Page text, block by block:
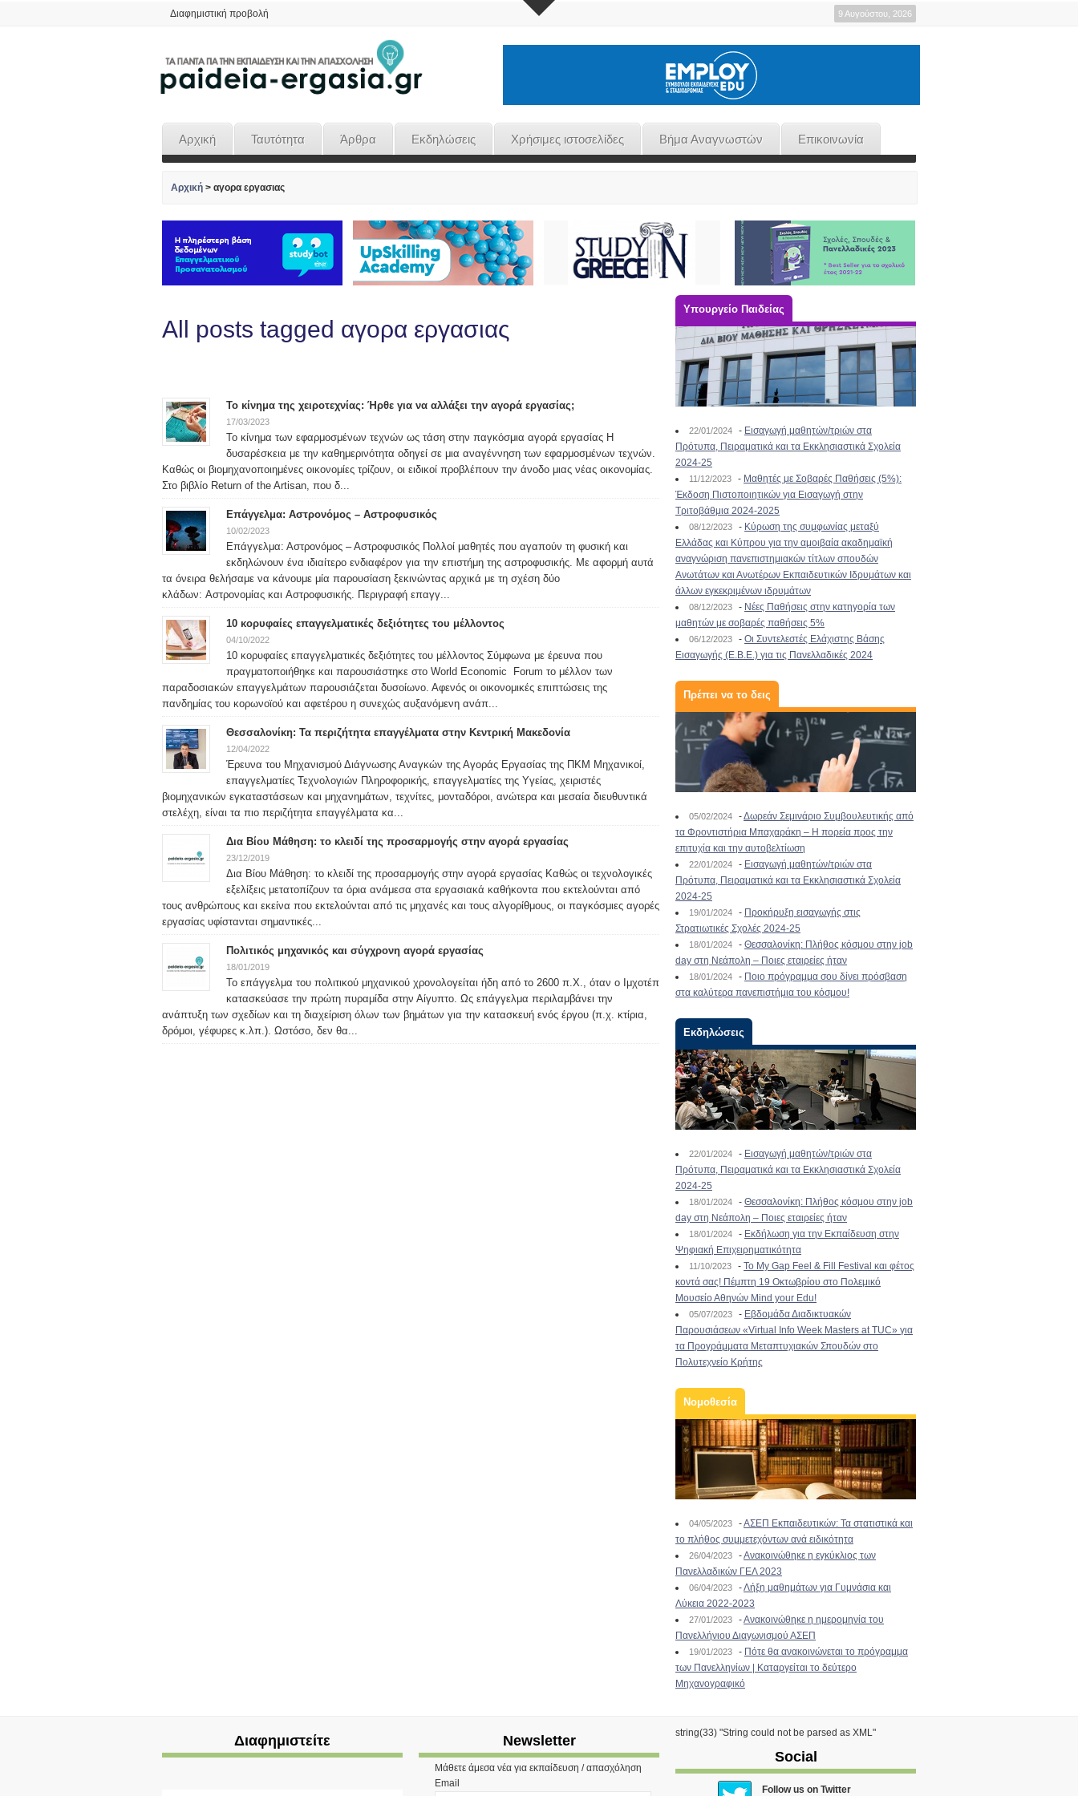
Διαφημιστική προβολή 9 Αυγούστου, 2026
Αρχική Ταυτότητα Άρθρα Εκδηλώσεις Χρήσιμες ιστοσελίδες Βήμα Αναγνωστών Επικοινωνία
Αρχική > αγορα εργασιας
All posts tagged αγορα εργασιας
4 καινοτόμα μεταπτυχιακά
03/01/2024
Καινοτόμα μεταπτυχιακά για απόφοιτους
αποτελεί ένα από τα σημαντικότερα γρανάζια για
καθημερινότητας του ατόμου. Δεδομένου
λοιπόν, ότι έχουμε εισέλθει σε μια εποχή
ραγδαίων τεχνολογικών εξελίξεων,...
Το κίνημα της χειροτεχνίας: Ήρθε για να αλλάξει την αγορά εργασίας;
17/03/2023
Το κίνημα των εφαρμοσμένων τεχνών ως τάση στην παγκόσμια αγορά εργασίας Η
δυσαρέσκεια με την καθημερινότητα οδηγεί σε μια αναγέννηση των εφαρμοσμένων τεχνών.
Καθώς οι βιομηχανοποιημένες οικονομίες τρίζουν, οι ειδικοί προβλέπουν την άνοδο μιας νέας οικονομίας.
Στο βιβλίο Return of the Artisan, που δ...
Επάγγελμα: Αστρονόμος – Αστροφυσικός
10/02/2023
Επάγγελμα: Αστρονόμος – Αστροφυσικός Πολλοί μαθητές που αγαπούν τη φυσική και
εκδηλώνουν ένα ιδιαίτερο ενδιαφέρον για την επιστήμη της αστροφυσικής. Με αφορμή αυτά
τα όνειρα θελήσαμε να κάνουμε μία παρουσίαση ξεκινώντας αρχικά με τη σχέση δύο
κλάδων: Αστρονομίας και Αστροφυσικής. Περιγραφή επαγγ...
10 κορυφαίες επαγγελματικές δεξιότητες του μέλλοντος
04/10/2022
10 κορυφαίες επαγγελματικές δεξιότητες του μέλλοντος Σύμφωνα με έρευνα που
πραγματοποιήθηκε και παρουσιάστηκε στο World Economic Forum το μέλλον των
παραδοσιακών επαγγελμάτων παρουσιάζεται δυσοίωνο. Αφενός οι οικονομικές επιπτώσεις της
πανδημίας του κορωνοϊού και αφετέρου η συνεχώς αυξανόμενη ανάπ...
Θεσσαλονίκη: Τα περιζήτητα επαγγέλματα στην Κεντρική Μακεδονία
12/04/2022
Έρευνα του Μηχανισμού Διάγνωσης Αναγκών της Αγοράς Εργασίας της ΠΚΜ Μηχανικοί,
επαγγελματίες Τεχνολογιών Πληροφορικής, επαγγελματίες της Yγείας, χειριστές
βιομηχανικών εγκαταστάσεων και μηχανημάτων, τεχνίτες, μονταδόροι, ανώτερα και μεσαία διευθυντικά
στελέχη, είναι τα πιο περιζήτητα επαγγέλματα κα...
Δια Βίου Μάθηση: το κλειδί της προσαρμογής στην αγορά εργασίας
23/12/2019
Δια Βίου Μάθηση: το κλειδί της προσαρμογής στην αγορά εργασίας Καθώς οι τεχνολογικές
εξελίξεις μετατοπίζουν τα όρια ανάμεσα στα εργασιακά καθήκοντα που εκτελούνται από
τους ανθρώπους και εκείνα που εκτελούνται από τις μηχανές και τους αλγορίθμους, οι παγκόσμιες αγορές
εργασίας υφίστανται σημαντικές...
Πολιτικός μηχανικός και σύγχρονη αγορά εργασίας
18/01/2019
Το επάγγελμα του πολιτικού μηχανικού χρονολογείται ήδη από το 2600 π.Χ., όταν ο Ιμχοτέπ
κατασκεύασε την πρώτη πυραμίδα στην Αίγυπτο. Ως επάγγελμα περιλαμβάνει την
ανάπτυξη των σχεδίων και τη διαχείριση όλων των βημάτων για την κατασκευή ενός έργου (π.χ. κτίρια,
δρόμοι, γέφυρες κ.λπ.). Ωστόσο, δεν θα...
Υπουργείο Παιδείας
22/01/2024 - Εισαγωγή μαθητών/τριών στα
Πρότυπα, Πειραματικά και τα Εκκλησιαστικά Σχολεία
2024-25
11/12/2023 - Μαθητές με Σοβαρές Παθήσεις (5%):
Έκδοση Πιστοποιητικών για Εισαγωγή στην
Τριτοβάθμια 2024-2025
08/12/2023 - Κύρωση της συμφωνίας μεταξύ
Ελλάδας και Κύπρου για την αμοιβαία ακαδημαϊκή
αναγνώριση πανεπιστημιακών τίτλων σπουδών
Ανωτάτων και Ανωτέρων Εκπαιδευτικών Ιδρυμάτων και
άλλων εγκεκριμένων ιδρυμάτων
08/12/2023 - Νέες Παθήσεις στην κατηγορία των
μαθητών με σοβαρές παθήσεις 5%
06/12/2023 - Οι Συντελεστές Ελάχιστης Βάσης
Εισαγωγής (Ε.Β.Ε.) για τις Πανελλαδικές 2024
Πρέπει να το δεις
05/02/2024 -Δωρεάν Σεμινάριο Συμβουλευτικής από
τα Φροντιστήρια Μπαχαράκη – Η πορεία προς την
επιτυχία και την αυτοβελτίωση
22/01/2024 - Εισαγωγή μαθητών/τριών στα
Πρότυπα, Πειραματικά και τα Εκκλησιαστικά Σχολεία
2024-25
19/01/2024 - Προκήρυξη εισαγωγής στις
Στρατιωτικές Σχολές 2024-25
18/01/2024 - Θεσσαλονίκη: Πλήθος κόσμου στην job
day στη Νεάπολη – Ποιες εταιρείες ήταν
18/01/2024 - Ποιο πρόγραμμα σου δίνει πρόσβαση
στα καλύτερα πανεπιστήμια του κόσμου!
Εκδηλώσεις
22/01/2024 - Εισαγωγή μαθητών/τριών στα
Πρότυπα, Πειραματικά και τα Εκκλησιαστικά Σχολεία
2024-25
18/01/2024 - Θεσσαλονίκη: Πλήθος κόσμου στην job
day στη Νεάπολη – Ποιες εταιρείες ήταν
18/01/2024 - Εκδήλωση για την Εκπαίδευση στην
Ψηφιακή Επιχειρηματικότητα
11/10/2023 - To My Gap Feel & Fill Festival και φέτος
κοντά σας! Πέμπτη 19 Οκτωβρίου στο Πολεμικό
Μουσείο Αθηνών Mind your Edu!
05/07/2023 - Εβδομάδα Διαδικτυακών
Παρουσιάσεων «Virtual Info Week Masters at TUC» για
τα Προγράμματα Μεταπτυχιακών Σπουδών στο
Πολυτεχνείο Κρήτης
Νομοθεσία
04/05/2023 -ΑΣΕΠ Εκπαιδευτικών: Τα στατιστικά και
το πλήθος συμμετεχόντων ανά ειδικότητα
26/04/2023 -Ανακοινώθηκε η εγκύκλιος των
Πανελλαδικών ΓΕΛ 2023
06/04/2023 -Λήξη μαθημάτων για Γυμνάσια και
Λύκεια 2022-2023
27/01/2023 -Ανακοινώθηκε η ημερομηνία του
Πανελλήνιου Διαγωνισμού ΑΣΕΠ
19/01/2023 - Πότε θα ανακοινώνεται το πρόγραμμα
των Πανελληνίων | Καταργείται το δεύτερο
Μηχανογραφικό
Διαφημιστείτε Newsletter
Μάθετε άμεσα νέα για εκπαίδευση / απασχόληση
Email
string(33) "String could not be parsed as XML"
Social
Follow us on Twitter